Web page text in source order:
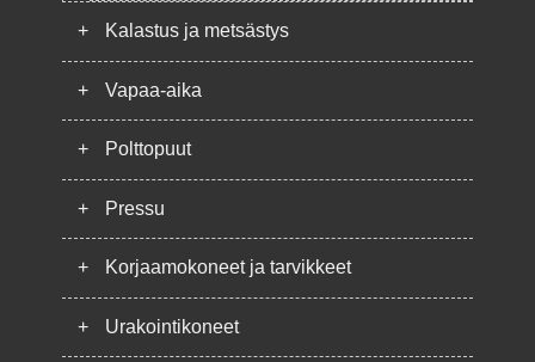
+ Kalastus ja metsästys
+ Vapaa-aika
+ Polttopuut
+ Pressu
+ Korjaamokoneet ja tarvikkeet
+ Urakointikoneet